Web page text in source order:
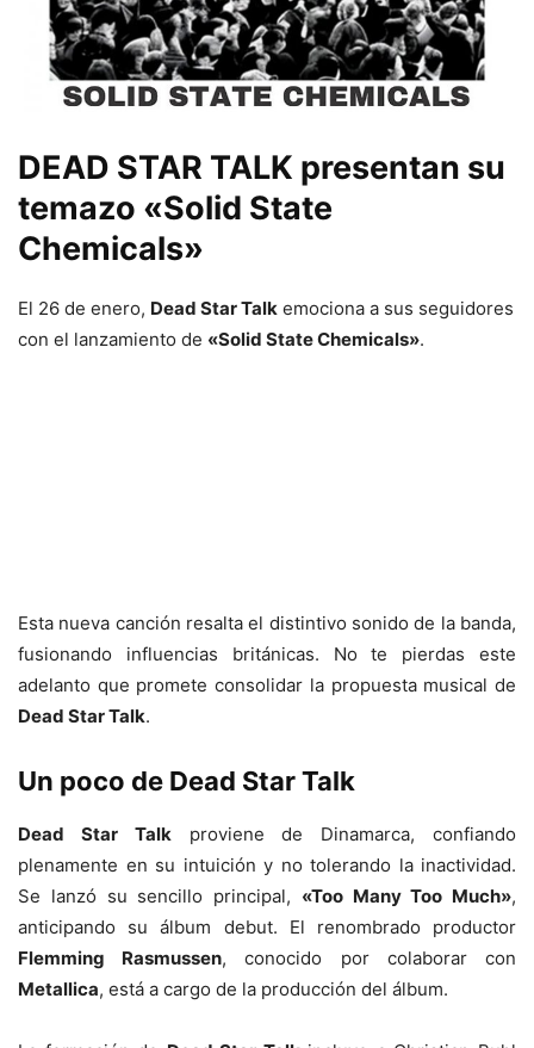
DEAD STAR TALK presentan su
temazo «Solid State
Chemicals»
El 26 de enero, Dead Star Talk emociona a sus seguidores
con el lanzamiento de «Solid State Chemicals».
Esta nueva canción resalta el distintivo sonido de la banda,
fusionando influencias británicas. No te pierdas este
adelanto que promete consolidar la propuesta musical de
Dead Star Talk.
Un poco de Dead Star Talk
Dead Star Talkproviene de Dinamarca, confiando
plenamente en su intuición y no tolerando la inactividad.
Se lanzó su sencillo principal, «Too Many Too Much»,
anticipando su álbum debut. El renombrado productor
Flemming Rasmussen, conocido por colaborar con
Metallica, está a cargo de la producción del álbum.